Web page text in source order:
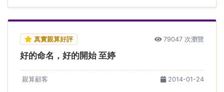
真實親算好評 79047 次瀏覽
好的命名，好的開始 至婷
親算顧客 2014-01-24